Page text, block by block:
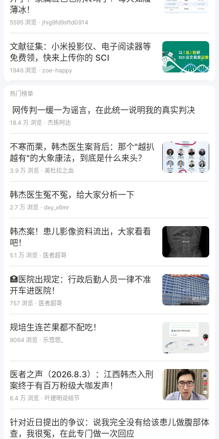
薄冰！
5595 浏览 · jhig9fd9sftd0914
文献征集：小米投影仪、电子阅读器等
免费领，快来上传你的 SCI
1946 浏览 · zoe-happy
热门榜单
网传判一缓一为谣言，在此统一说明我的真实判决
18.4 万 浏览 · 杰炼阿达
不寒而栗，韩杰医生案背后：那个"越扒
越有"的大象康法，到底是什么来头？
3.9 万 浏览 · 美杜拉之血
韩杰医生冤不冤，给大家分析一下
2.7 万 浏览 · dxy_x6mr
韩杰案！患儿影像资料流出，大家看看
吧！
5.1 万 浏览 · 医者超哥
🏥医院出规定：行政后勤人员一律不准
开车进医院！
757 浏览 · 医者超哥
规培生连芒果都不配吃！
9064 浏览 · 乐悠悠_
医者之声（2026.8.3）：江西韩杰入刑
案终于有百万粉级大咖发声！
6.4 万 浏览 · 叶建明说结节
针对近日提出的争议：说我完全没有给该患儿做腹部体
查，我很冤，在此专门做一次回应